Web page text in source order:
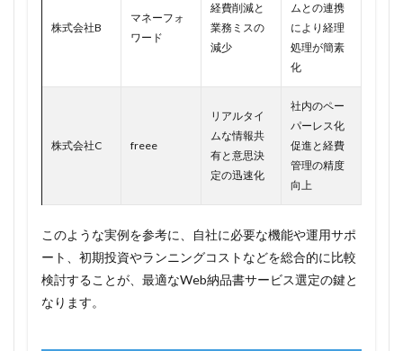
株式会社B
マネーフォ
ワード
経費削減と
業務ミスの
減少
ムとの連携
により経理
処理が簡素
化
株式会社C freee
リアルタイ
ムな情報共
有と意思決
定の迅速化
社内のペー
パーレス化
促進と経費
管理の精度
向上
このような実例を参考に、自社に必要な機能や運用サポ
ート、初期投資やランニングコストなどを総合的に比較
検討することが、最適なWeb納品書サービス選定の鍵と
なります。